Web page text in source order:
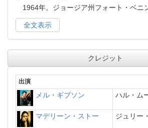
1964年。ジョージア州フォート・ベニ
全文表示
クレジット
出演
メル・ギブソン ハル・ム
マデリーン・ストー ジュリー